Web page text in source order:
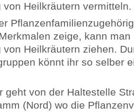
von Heilkräutern vermitteln.
zeige, kann
von Heilkräutern ziehen.
könnt ihr so selber
geht von der Haltestelle
(Nord) wo die